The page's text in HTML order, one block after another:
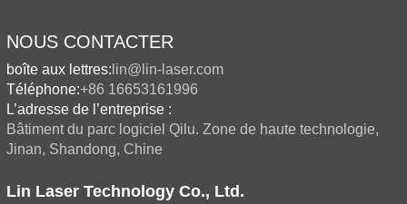
NOUS CONTACTER
boîte aux lettres: lin@lin-laser.com
Téléphone:+86 16653161996
L’adresse de l’entreprise :
Bâtiment du parc logiciel Qilu. Zone de haute technologie,
Jinan, Shandong, Chine
Lin Laser Technology Co., Ltd.